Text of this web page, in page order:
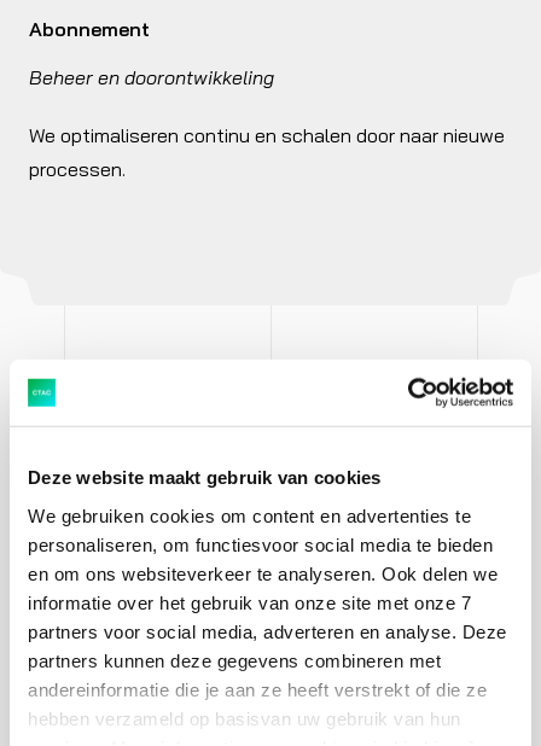
Deze website maakt gebruik van cookies
We gebruiken cookies om content en advertenties te
personaliseren, om functiesvoor social media te bieden
en om ons websiteverkeer te analyseren. Ook delen we
informatie over het gebruik van onze site met onze 7
partners voor social media, adverteren en analyse. Deze
partners kunnen deze gegevens combineren met
andereinformatie die je aan ze heeft verstrekt of die ze
hebben verzameld op basisvan uw gebruik van hun
Abonnement
Beheer en doorontwikkeling
We optimaliseren continu en schalen door naar nieuwe
processen.
Hoe Adriaan van den Heuvel
makelaars en adviseurs een
team van AI-agents inzet voor
het taxatieproces
Samen met Ctac bouwde Adriaan van den Heuvel
makelaars en adviseurs niet één AI-agent, maar
een autonoom samenwerkend team van agents.